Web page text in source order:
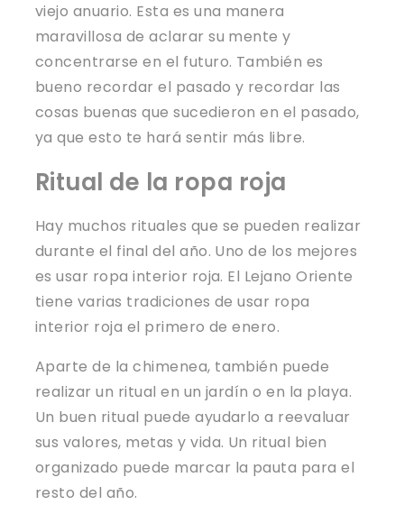
viejo anuario. Esta es una manera
maravillosa de aclarar su mente y
concentrarse en el futuro. También es
bueno recordar el pasado y recordar las
cosas buenas que sucedieron en el pasado,
ya que esto te hará sentir más libre.
Ritual de la ropa roja
Hay muchos rituales que se pueden realizar
durante el final del año. Uno de los mejores
es usar ropa interior roja. El Lejano Oriente
tiene varias tradiciones de usar ropa
interior roja el primero de enero.
Aparte de la chimenea, también puede
realizar un ritual en un jardín o en la playa.
Un buen ritual puede ayudarlo a reevaluar
sus valores, metas y vida. Un ritual bien
organizado puede marcar la pauta para el
resto del año.